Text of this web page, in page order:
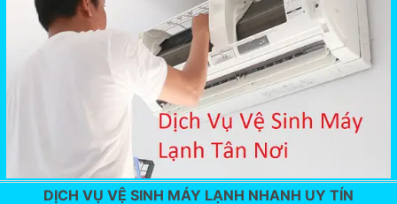
DỊCH VỤ VỆ SINH MÁY LẠNH NHANH UY TÍN